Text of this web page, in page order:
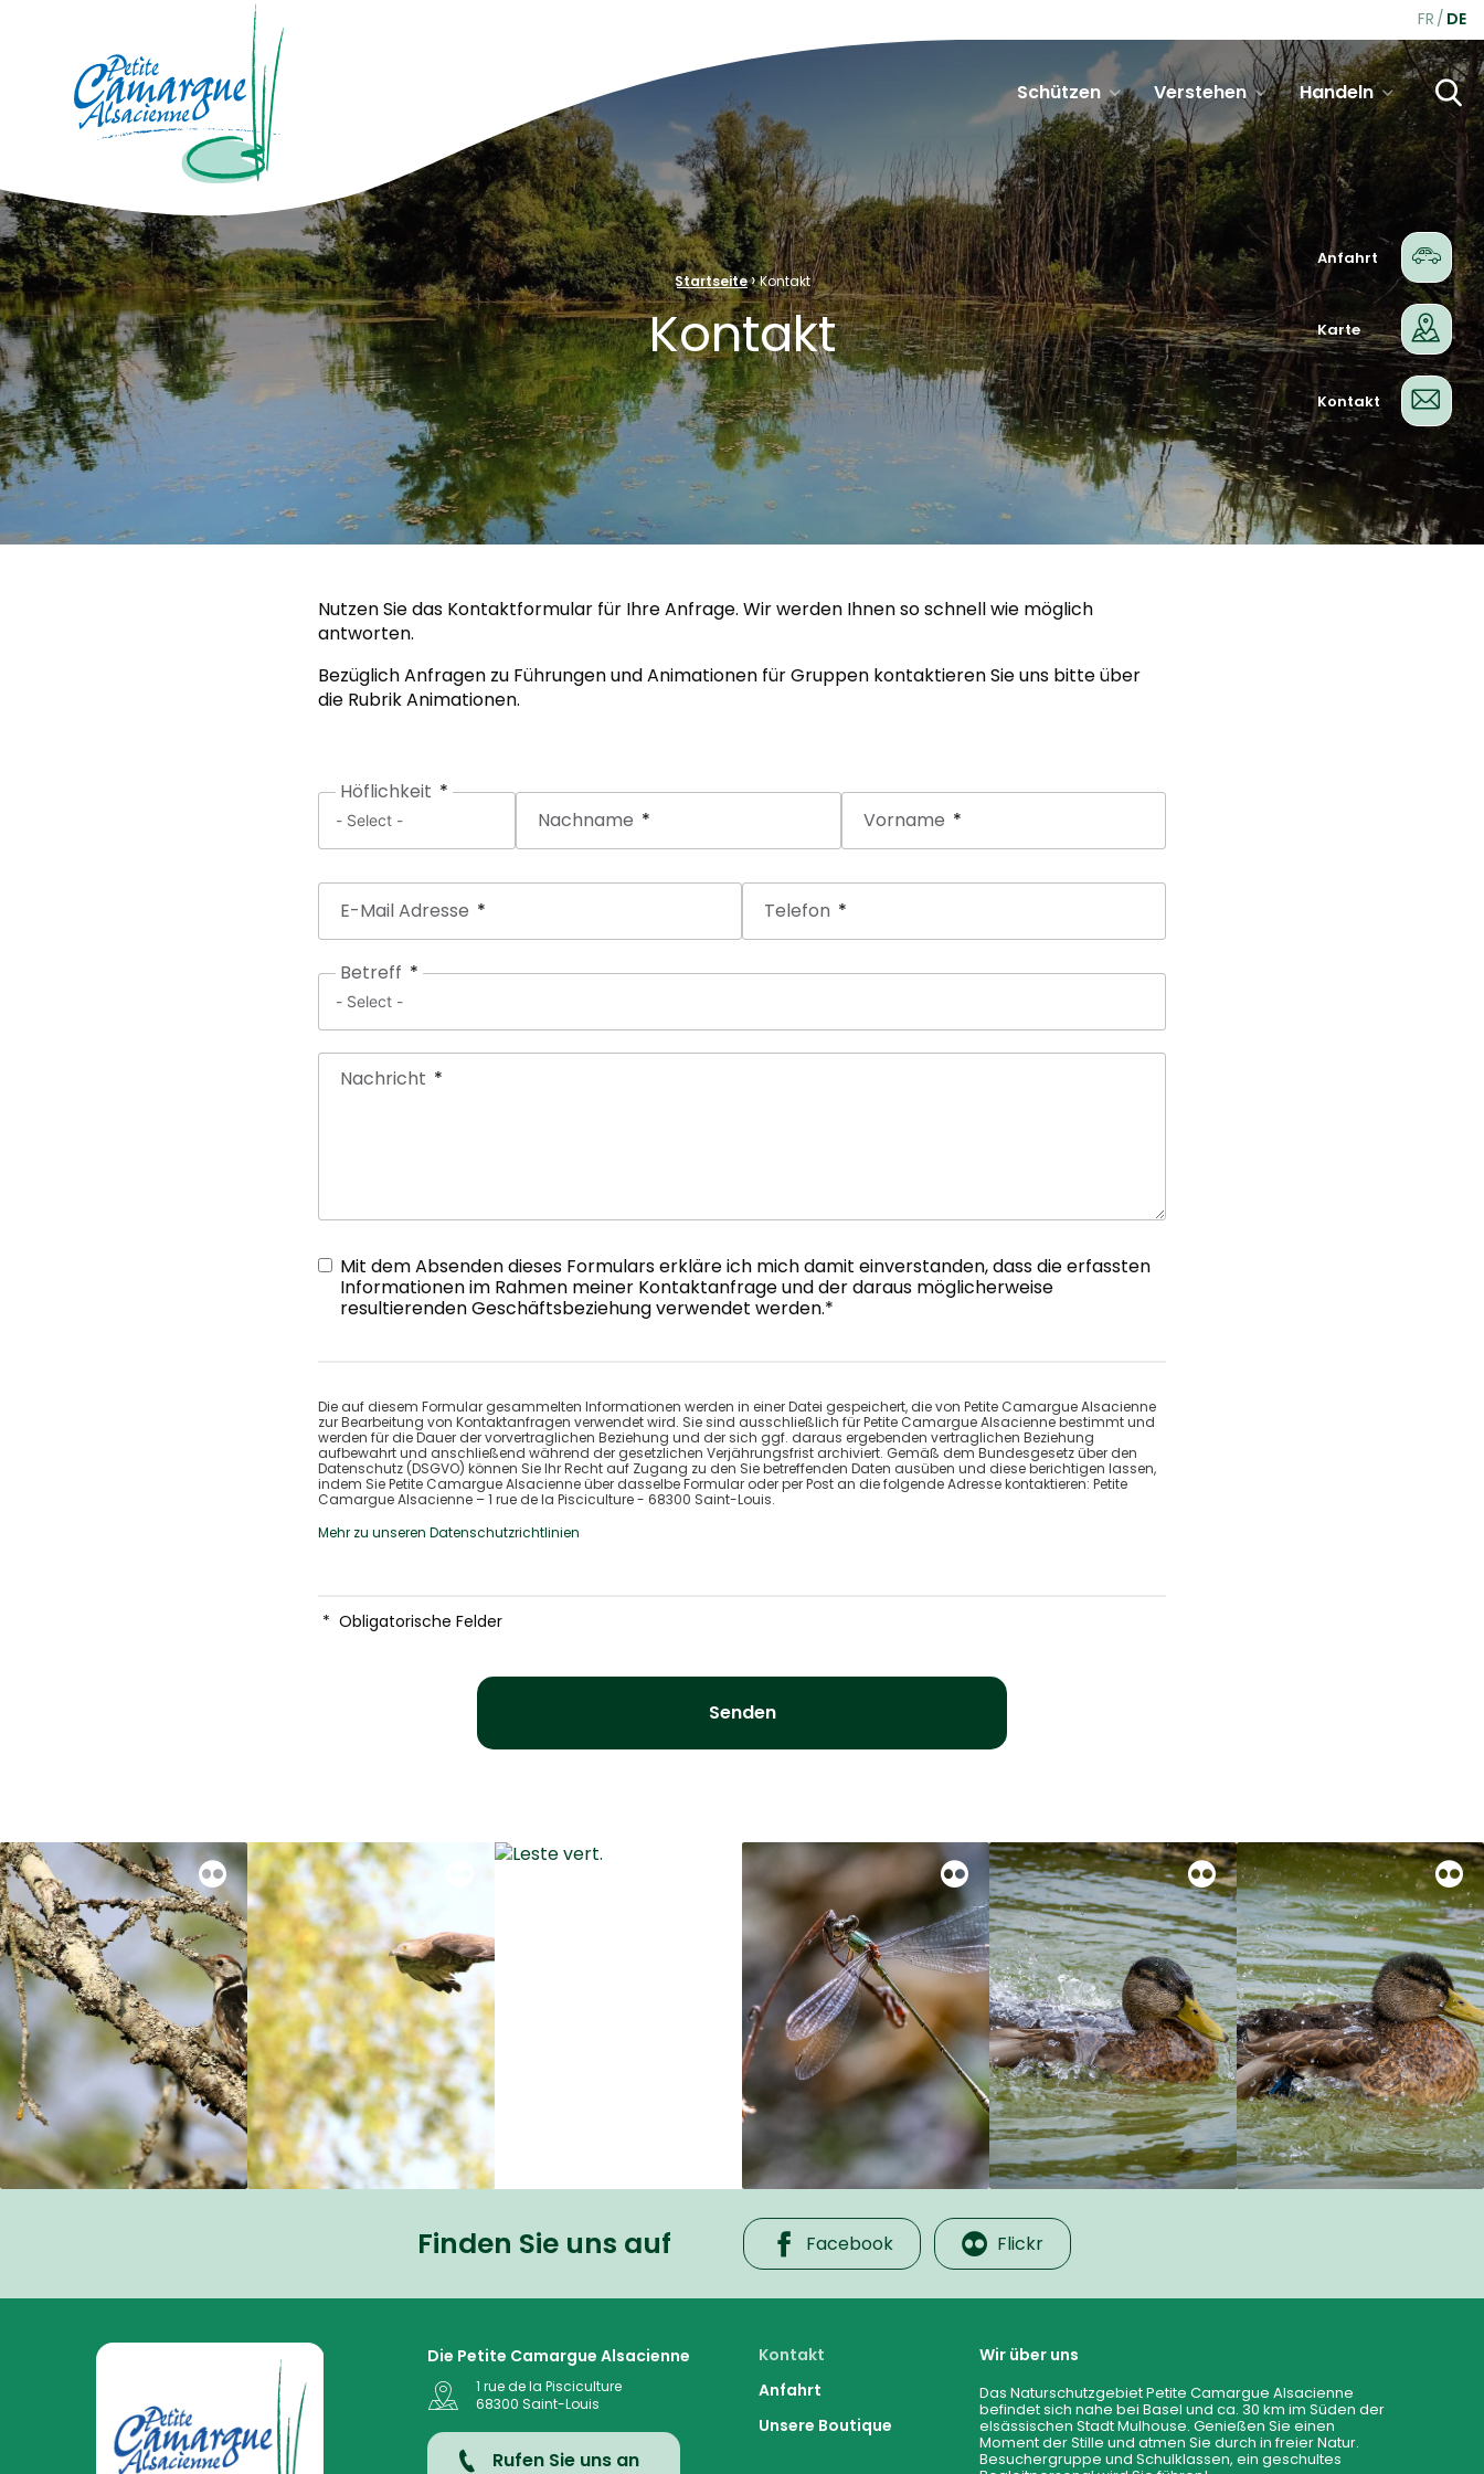
FR DE
La Petite Camargue Alsacienne Réserve Naturelle au cœur de la plaine rhénane alluviale
Schützen Verstehen Handeln
Brotkrümelnavigation: Startseite›Kontakt
Kontakt
Nutzen Sie das Kontaktformular für Ihre Anfrage. Wir werden Ihnen so schnell wie möglich
antworten.
Bezüglich Anfragen zu Führungen und Animationen für Gruppen kontaktieren Sie uns bitte über
die Rubrik Animationen.
Höflichkeit
Nachname
Vorname
E-Mail Adresse Telefon
Betreff
Nachricht
Mit dem Absenden dieses Formulars erkläre ich mich damit einverstanden, dass die erfassten
Informationen im Rahmen meiner Kontaktanfrage und der daraus möglicherweise
resultierenden Geschäftsbeziehung verwendet werden.*
Die auf diesem Formular gesammelten Informationen werden in einer Datei gespeichert, die von Petite Camargue Alsacienne
zur Bearbeitung von Kontaktanfragen verwendet wird. Sie sind ausschließlich für Petite Camargue Alsacienne bestimmt und
werden für die Dauer der vorvertraglichen Beziehung und der sich ggf. daraus ergebenden vertraglichen Beziehung
aufbewahrt und anschließend während der gesetzlichen Verjährungsfrist archiviert. Gemäß dem Bundesgesetz über den
Datenschutz (DSGVO) können Sie Ihr Recht auf Zugang zu den Sie betreffenden Daten ausüben und diese berichtigen lassen,
indem Sie Petite Camargue Alsacienne über dasselbe Formular oder per Post an die folgende Adresse kontaktieren: Petite
Camargue Alsacienne – 1 rue de la Pisciculture - 68300 Saint-Louis.
Mehr zu unseren Datenschutzrichtlinien
* Obligatorische Felder
Senden
Finden Sie uns auf Facebook Flickr
La Petite Camargue Alsacienne Réserve Naturelle au cœur de la plaine rhénane alluviale
Die Petite Camargue Alsacienne
1 rue de la Pisciculture
68300 Saint-Louis
Rufen Sie uns an
Kontakt
Anfahrt
Unsere Boutique
Wir über uns
Das Naturschutzgebiet Petite Camargue Alsacienne
befindet sich nahe bei Basel und ca. 30 km im Süden der
elsässischen Stadt Mulhouse. Genießen Sie einen
Moment der Stille und atmen Sie durch in freier Natur.
Besuchergruppe und Schulklassen, ein geschultes
Anfahrt
Karte
Kontakt